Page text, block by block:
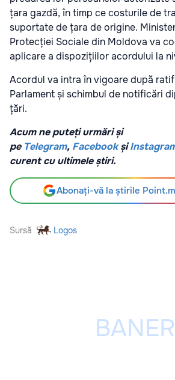
țara gazdă, în timp ce costurile de
suportate de țara de origine.
Protecției Sociale din Moldova va
aplicare a dispozițiilor acordului la
Acordul va intra în vigoare după
Parlament și schimbul de notificări
țări.
Acum ne puteți urmări și
pe Telegram, Facebook și
curent cu ultimele știri.
Abonați-vă la știrile
Sursă Logos